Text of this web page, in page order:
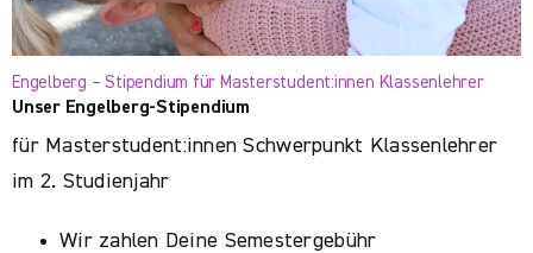
Engelberg – Stipendium für Masterstudent:innen Klassenlehrer
Unser Engelberg-Stipendium
für Masterstudent:innen Schwerpunkt Klassenlehrer
im 2. Studienjahr
Wir zahlen Deine Semestergebühr